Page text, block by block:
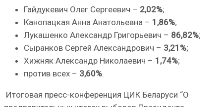
Гайдукевич Олег Сергеевич – 2,02%;
Канопацкая Анна Анатольевна – 1,86%;
Лукашенко Александр Григорьевич – 86,82%;
Сыранков Сергей Александрович – 3,21%;
Хижняк Александр Николаевич – 1,74%;
против всех – 3,60%.
Итоговая пресс-конференция ЦИК Беларуси “О